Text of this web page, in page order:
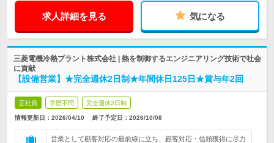
求人詳細を見る 気になる
三菱電機冷熱プラント株式会社 | 熱を制御するエンジニアリング技術で社会
に貢献
【設備営業】★完全週休2日制★年間休日125日★賞与年2回
正社員 学歴不問 完全週休2日制
情報更新日：2026/04/10 終了予定日： 2026/10/08
営業として顧客対応の最前線に立ち、顧客対応・信頼獲得に尽力